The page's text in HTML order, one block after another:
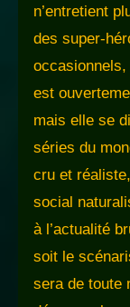
n’entretient
des super-
est
mais elle se
séries du
cru et
social
à l’actualité
soit le
sera de toute